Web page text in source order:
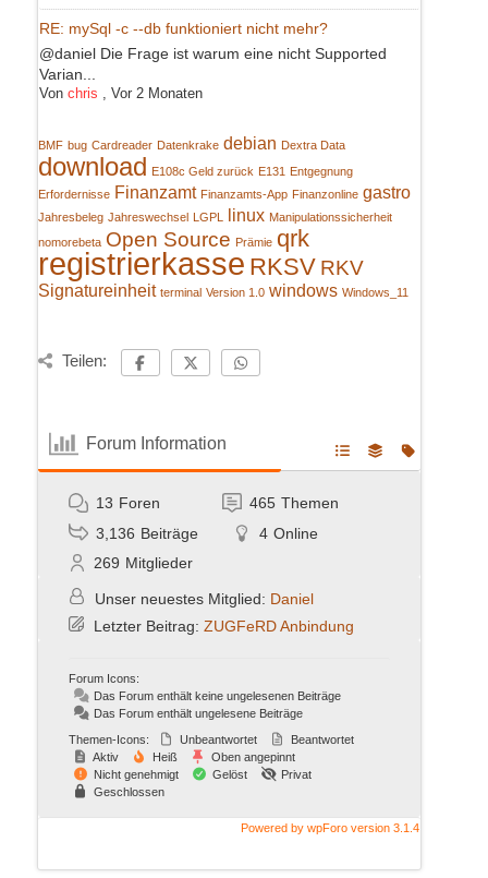
RE: mySql -c --db funktioniert nicht mehr?
@daniel Die Frage ist warum eine nicht Supported
Varian...
Von chris Vor 2 Monaten
BMF bug Cardreader Datenkrake debian Dextra Data
download E108c Geld zurück E131 Entgegnung
Erfordernisse Finanzamt Finanzamts-App Finanzonline gastro
Jahresbeleg Jahreswechsel LGPL linux Manipulationssicherheit
nomorebeta Open Source Prämie qrk
registrierkasse RKSV RKV
Signatureinheit terminal Version 1.0 windows Windows_11
Teilen:
Forum Information
13 Foren 465 Themen
3,136 Beiträge 4 Online
269 Mitglieder
Unser neuestes Mitglied: Daniel
Letzter Beitrag: ZUGFeRD Anbindung
Forum Icons:
Das Forum enthält keine ungelesenen Beiträge
Das Forum enthält ungelesene Beiträge
Themen-Icons:
Unbeantwortet
Beantwortet
Aktiv
Heiß
Oben angepinnt
Nicht genehmigt
Gelöst
Privat
Geschlossen
Powered by wpForo version 3.1.4